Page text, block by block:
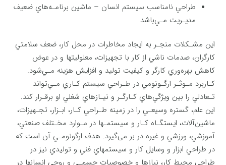
طراحي نامناسب سيستم انسان – ماشين برنامـه‌هاي ضعيف
مديـريت مـي‌باشد
اين مشـكلات منجـر به ايجاد مخاطرات در محل كار، ضعف سلامتي
كارگران، صدمات ناشي از كار با تجهيزات، معلوليتها و در عوض
كاهش بهره‌وري كارگر و كيفيت توليد و افزايش هزينه مـي‌شود.
كـاربرد مـوثـر ارگـونومي در طـراحي سيستم كـاري مـي‌تواند
تـعادلي را بين ويژگي‌هاي كـارگـر و نيـازهاي شغلي او برقـرار كند.
اين علم، گستره وسيعـي را در زمينه طـراحي كـار، ابـزار، تجـهيزات،
ماشين‌آلات، ايستگـاه كـار و سيستمـها در مـوارد مخـتلف صنعتي،
آموزشي، ورزشي و غيره در بر می‌گيرد. هدف ارگونومـي ‌آن است كه
در طراحي ابزار و وسايل كار و سيستمهاي فني و توليدي نيز در
طراحي محيط كار، نيازها و خصوصيات جسمـي ‌و روحي انسانها در